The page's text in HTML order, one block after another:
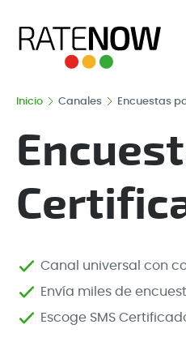
Inicio Canales Encuestas
Canal universal con
Envía miles de
Escoge SMS